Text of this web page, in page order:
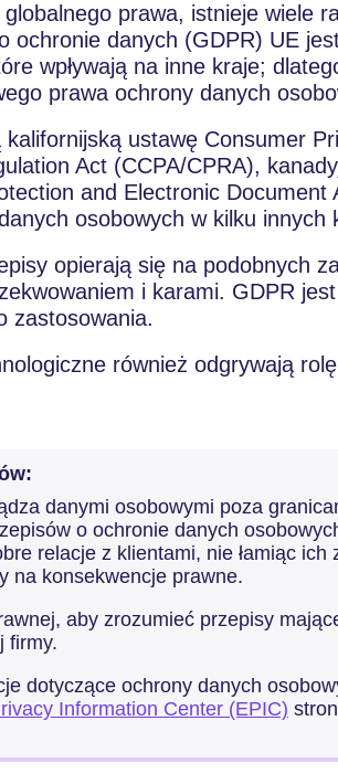
prawa, istnieje wiele
ochronie danych (GDPR) UE
wpływają na inne kraje;
prawa ochrony danych
kalifornijską ustawę Consumer
Act (CCPA/CPRA),
and Electronic Document
osobowych w kilku innych
opierają się na podobnych
i karami. GDPR jest
zastosowania.
również odgrywają
danymi osobowymi poza
o ochronie danych
relacje z klientami, nie łamiąc ich
na konsekwencje prawne.
aby zrozumieć przepisy
firmy.
dotyczące ochrony danych
Information Center (EPIC)